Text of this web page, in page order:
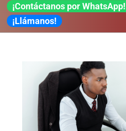
¡Contáctanos por WhatsApp!
¡Llámanos!